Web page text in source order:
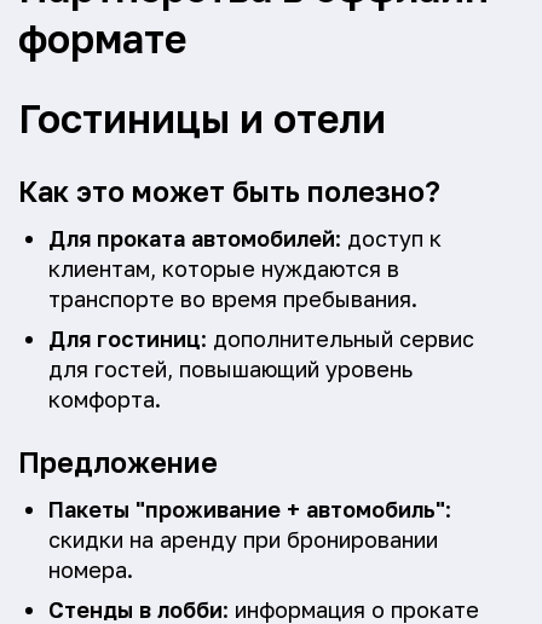
формате
Гостиницы и отели
Как это может быть полезно?
Для проката автомобилей: доступ к
клиентам, которые нуждаются в
транспорте во время пребывания.
Для гостиниц: дополнительный сервис
для гостей, повышающий уровень
комфорта.
Предложение
Пакеты "проживание + автомобиль":
скидки на аренду при бронировании
номера.
Стенды в лобби: информация о прокате